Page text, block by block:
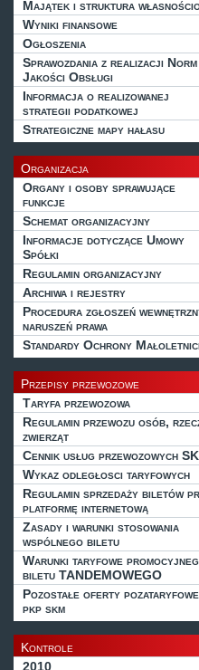
Majątek i struktura
Wyniki finansowe
Ogłoszenia
Sprawozdania z realizacji Norm
Jakości Obsługi
Informacja o realizowanej
strategii podatkowej
Strategiczne mapy hałasu
Organizacja
Organy i osoby sprawujące
funkcje
Schemat organizacyjny
Informacje dotyczące Umowy
Spółki
Regulamin organizacyjny
Archiwa i rejestry
Procedura zgłoszeń
naruszeń prawa
Standardy Ochrony
Przepisy przewozowe
Taryfa przewozowa
Regulamin przewozu osób,
zwierząt
Cennik usług przewozowych
Wykaz odległosci taryfowych
Regulamin sprzedaży biletów
platformę internetową
Zasady i warunki stosowania
wspólnego biletu
Warunki taryfowe
biletu TANDEMOWEGO
Pozostałe oferty pozataryfowe
pkp skm
Kontrole
2010